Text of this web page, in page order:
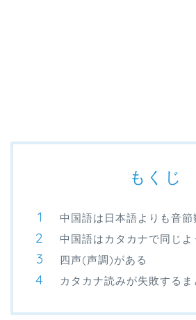
もくじ
中国語は日本語よりも音節
中国語はカタカナで同じ
四声(声調)がある
カタカナ読みが失敗するま